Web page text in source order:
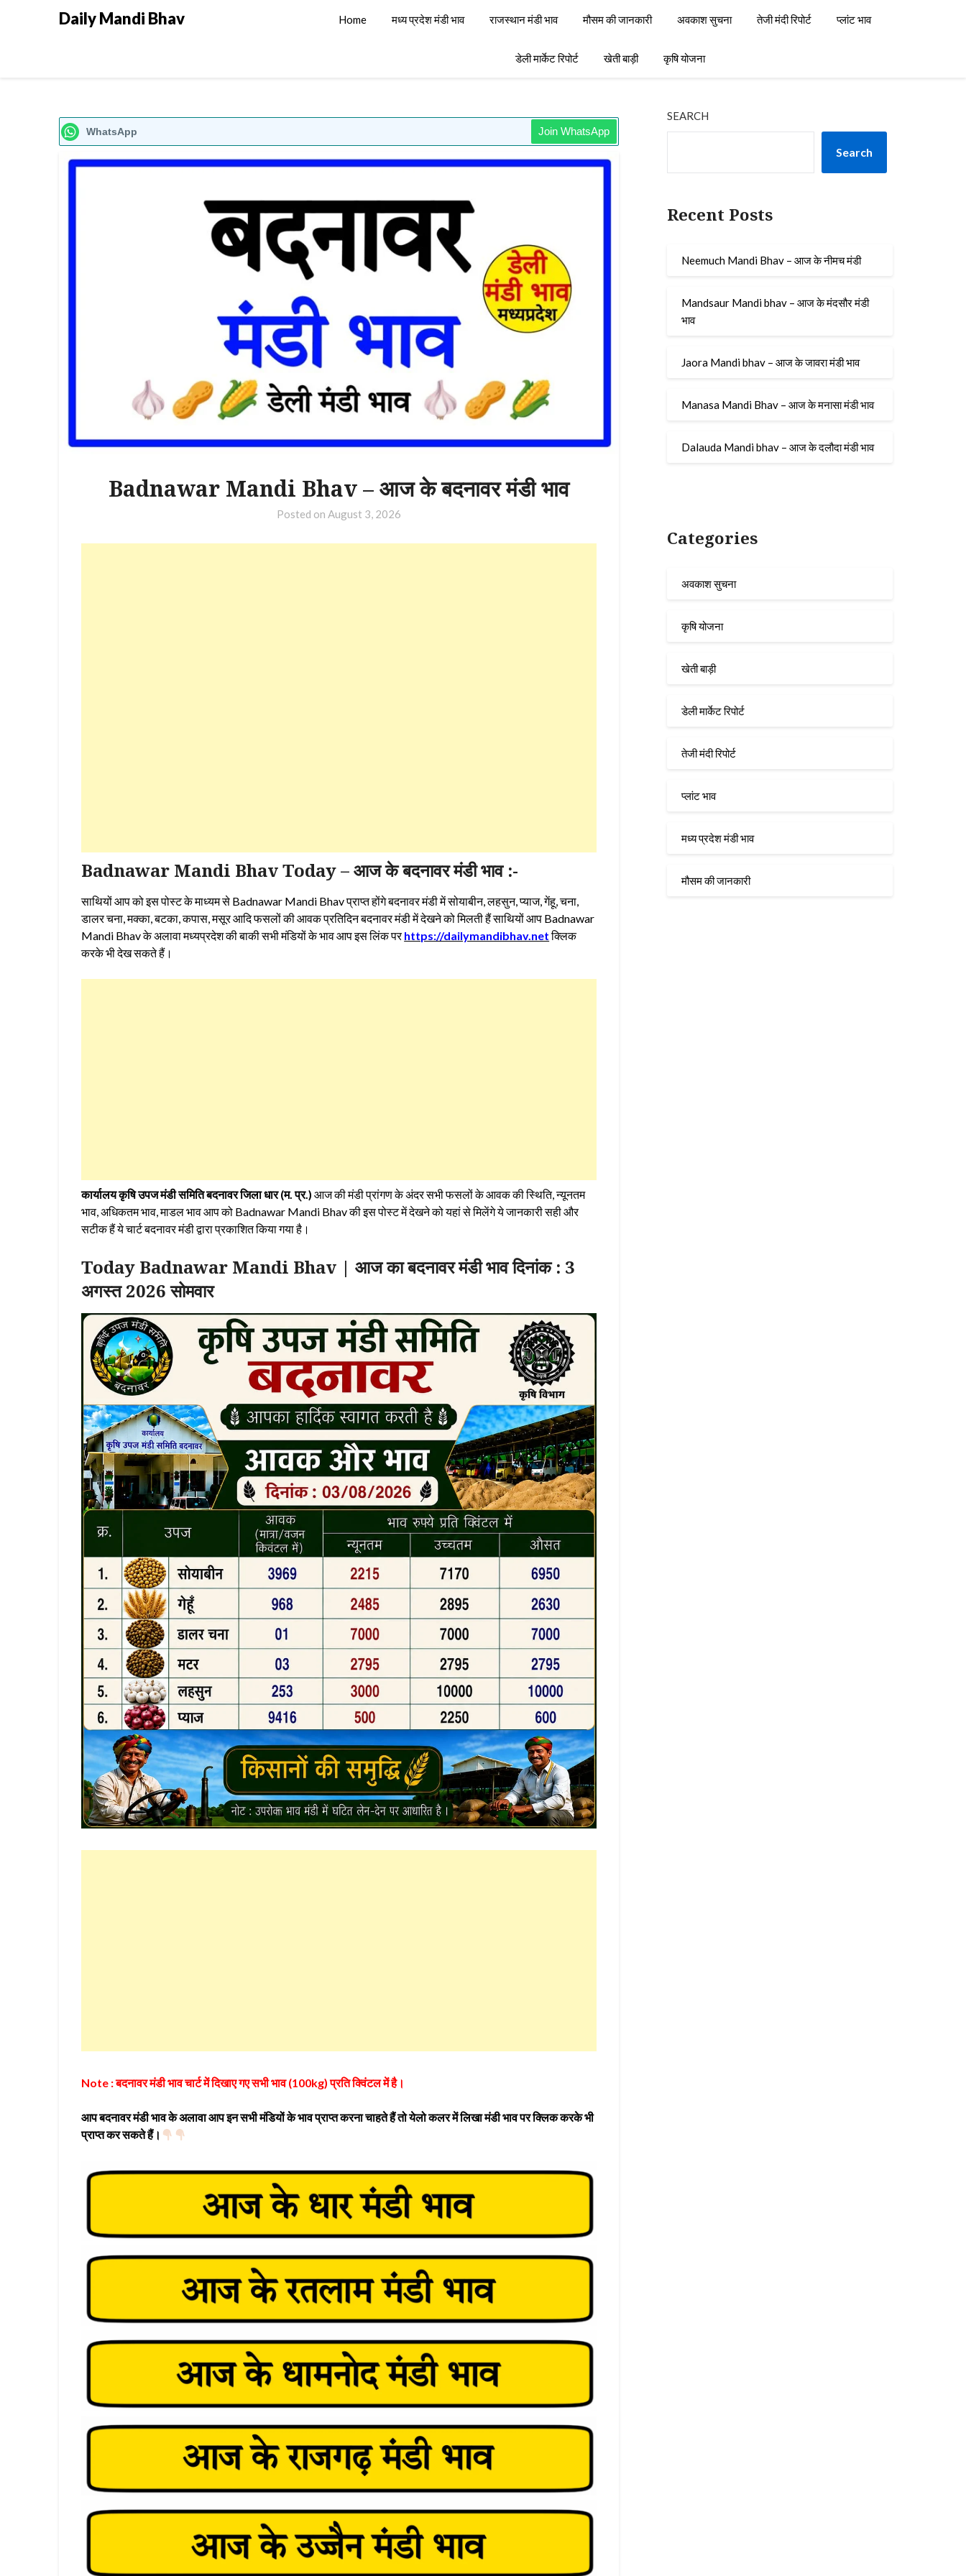
Daily Mandi Bhav Home मध्य प्रदेश मंडी भाव राजस्थान मंडी भाव मौसम की जानकारी अवकाश सुचना तेजी मंदी रिपोर्ट प्लांट भाव
डेली मार्केट रिपोर्ट खेती बाड़ी कृषि योजना
WhatsApp Join WhatsApp
Badnawar Mandi Bhav – आज के बदनावर मंडी भाव
Posted on August 3, 2026
Badnawar Mandi Bhav Today – आज के बदनावर मंडी भाव :-
साथियों आप को इस पोस्ट के माध्यम से Badnawar Mandi Bhav प्राप्त होंगे बदनावर मंडी में सोयाबीन, लहसुन, प्याज, गेंहू, चना,
डालर चना, मक्का, बटका, कपास, मसूर आदि फसलों की आवक प्रतिदिन बदनावर मंडी में देखने को मिलती हैं साथियों आप Badnawar
Mandi Bhav के अलावा मध्यप्रदेश की बाकी सभी मंडियों के भाव आप इस लिंक परhttps://dailymandibhav.netक्लिक
करके भी देख सकते हैं।
कार्यालय कृषि उपज मंडी समिति बदनावर जिला धार (म. प्र.) आज की मंडी प्रांगण के अंदर सभी फसलों के आवक की स्थिति, न्यूनतम
भाव, अधिकतम भाव, माडल भाव आप को Badnawar Mandi Bhav की इस पोस्ट में देखने को यहां से मिलेंगे ये जानकारी सही और
सटीक हैं ये चार्ट बदनावर मंडी द्वारा प्रकाशित किया गया है।
Today Badnawar Mandi Bhav | आज का बदनावर मंडी भाव दिनांक : 3
अगस्त2026 सोमवार
Note : बदनावर मंडी भाव चार्ट में दिखाए गए सभी भाव (100kg) प्रति क्विंटल में है।
आप बदनावर मंडी भाव के अलावा आप इन सभी मंडियों के भाव प्राप्त करना चाहते हैं तो येलो कलर में लिखा मंडी भाव पर क्लिक करके भी
प्राप्त कर सकते हैं।
SEARCH
Search
Recent Posts
Neemuch Mandi Bhav – आज के नीमच मंडी
Mandsaur Mandi bhav – आज के मंदसौर मंडी
भाव
Jaora Mandi bhav – आज के जावरा मंडी भाव
Manasa Mandi Bhav – आज के मनासा मंडी भाव
Dalauda Mandi bhav – आज के दलौदा मंडी भाव
Categories
अवकाश सुचना
कृषि योजना
खेती बाड़ी
डेली मार्केट रिपोर्ट
तेजी मंदी रिपोर्ट
प्लांट भाव
मध्य प्रदेश मंडी भाव
मौसम की जानकारी